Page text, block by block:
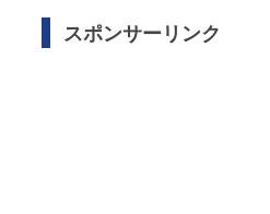
スポンサーリンク